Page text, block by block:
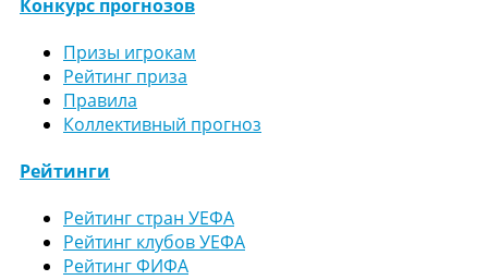
Конкурс прогнозов
Призы игрокам
Рейтинг приза
Правила
Коллективный прогноз
Рейтинги
Рейтинг стран УЕФА
Рейтинг клубов УЕФА
Рейтинг ФИФА